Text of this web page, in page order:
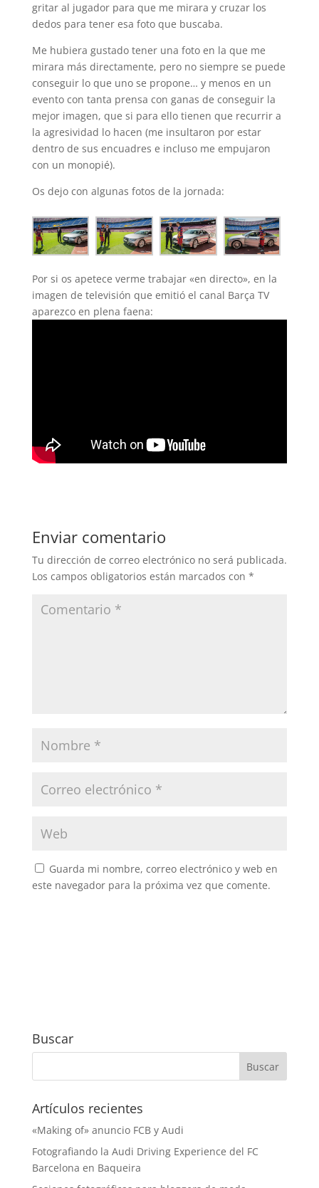
gritar al jugador para que me mirara y cruzar los
dedos para tener esa foto que buscaba.
Me hubiera gustado tener una foto en la que me
mirara más directamente, pero no siempre se puede
conseguir lo que uno se propone… y menos en un
evento con tanta prensa con ganas de conseguir la
mejor imagen, que si para ello tienen que recurrir a
la agresividad lo hacen (me insultaron por estar
dentro de sus encuadres e incluso me empujaron
con un monopié).
Os dejo con algunas fotos de la jornada:
Por si os apetece verme trabajar «en directo», en la
imagen de televisión que emitió el canal Barça TV
aparezco en plena faena:
Enviar comentario
Tu dirección de correo electrónico no será publicada.
Los campos obligatorios están marcados con *
Guarda mi nombre, correo electrónico y web en
este navegador para la próxima vez que comente.
Buscar
Artículos recientes
«Making of» anuncio FCB y Audi
Fotografiando la Audi Driving Experience del FC
Barcelona en Baqueira